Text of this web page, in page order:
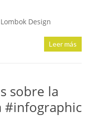
Design
Leer más
sobre la
#infographic